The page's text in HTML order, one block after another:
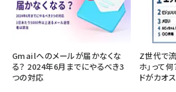
Gmailへのメールが届かなくな
る？ 2024年6月までにやるべき3
つの対応
Z世代で
ホ」って
ドがカオ